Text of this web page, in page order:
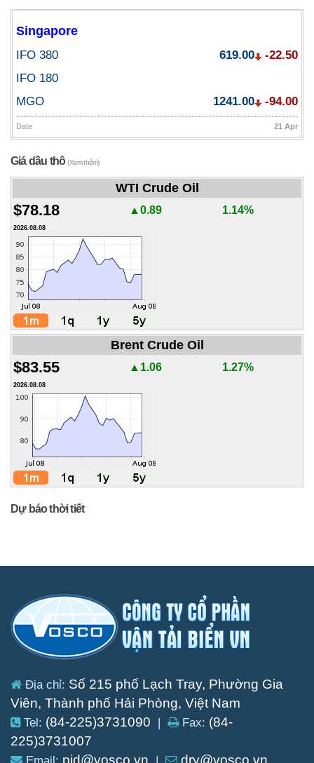
Singapore
IFO 380 619.00
-22.50
IFO 180
MGO
1241.00 -94.00
Date 21 Apr
Giá dầu thô(Xem thêm)
WTI Crude Oil
$78.18 ▲0.89 1.14%
2026.08.08
Brent Crude Oil
$83.55 ▲1.06 1.27%
2026.08.08
Dự báo thời tiết
Địa chỉ: Số 215 phố Lạch Tray, Phường Gia
Viên, Thành phố Hải Phòng, Việt Nam
Tel: (84-225)3731090 Fax: (84-
225)3731007
pid@vosco.vn dry@vosco.vn